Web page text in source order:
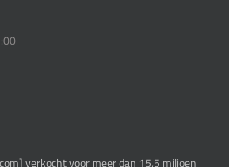
verkocht voor meer dan 15,5 miljoen